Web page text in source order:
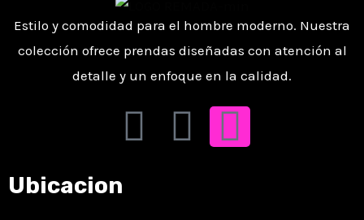
Estilo y comodidad para el hombre moderno. Nuestra
colección ofrece prendas diseñadas con atención al
detalle y un enfoque en la calidad.
F
W I
Ubicacion